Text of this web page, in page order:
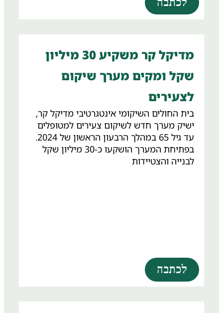
מדיקל קר משקיע 30 מיליון
שקל ומקים מערך שיקום
לצעירים
בית החולים השיקומי אינטגרטיבי מדיקל קר,
ישיק מערך חדש לשיקום צעירים למטופלים
עד גיל 65 במהלך הרבעון הראשון של 2024.
בפתיחת המערך הושקעו כ-30 מיליון שקל
לבנייה והצטיידות
לכתבה